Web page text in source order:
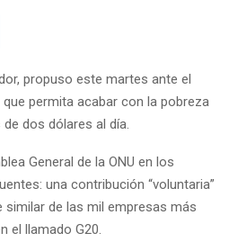
propuso este martes ante el
permita acabar con la pobreza
dos dólares al día.
General de la ONU en los
una contribución “voluntaria”
similar de las mil empresas más
el llamado G20.